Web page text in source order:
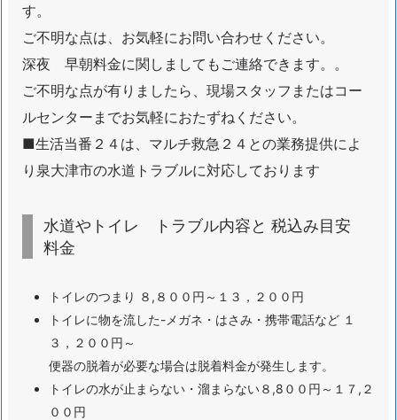
や
ト
レ
ト
ラ
ブ
内
容
込
み
目
安
料
す。
ご不明な点は、お気軽にお問い合わせください。
深夜 早朝料金に関しましてもご連絡できます。。
ご不明な点が有りましたら、現場スタッフまたはコー
ルセンターまでお気軽におたずねください。
■生活当番２４は、マルチ救急２４との業務提供によ
り泉大津市の水道トラブルに対応しております
水道やトイレ トラブル内容と 税込み目安
料金
トイレのつまり ８,８００円～１３，２００円
トイレに物を流した-メガネ・はさみ・携帯電話など １
３，２００円～
便器の脱着が必要な場合は脱着料金が発生します。
トイレの水が止まらない・溜まらない８,8００円～１７,２
００円